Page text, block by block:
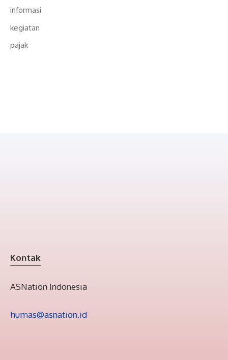
informasi
kegiatan
pajak
Kontak
ASNation Indonesia
humas@asnation.id